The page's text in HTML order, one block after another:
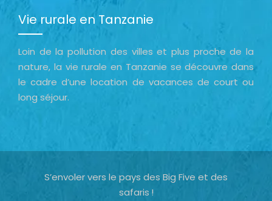
Vie rurale en Tanzanie
Loin de la pollution des villes et plus proche de la
nature, la vie rurale en Tanzanie se découvre dans
le cadre d’une location de vacances de court ou
long séjour.
S’envoler vers le pays des Big Five et des
safaris !